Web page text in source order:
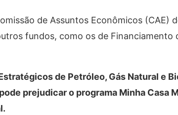
de Assuntos Econômicos (CAE)
fundos, como os de Financiamento
de Petróleo, Gás Natural e
prejudicar o programa Minha Casa